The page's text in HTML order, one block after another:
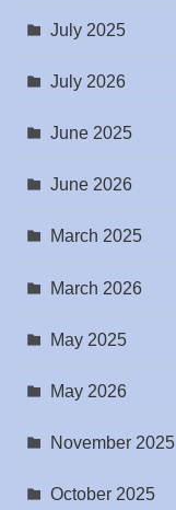
July 2025
July 2026
June 2025
June 2026
March 2025
March 2026
May 2025
May 2026
November 2025
October 2025